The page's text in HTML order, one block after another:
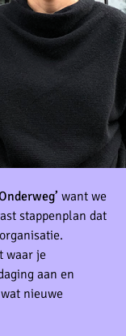
want we
stappenplan dat
waar je
aan en
nieuwe